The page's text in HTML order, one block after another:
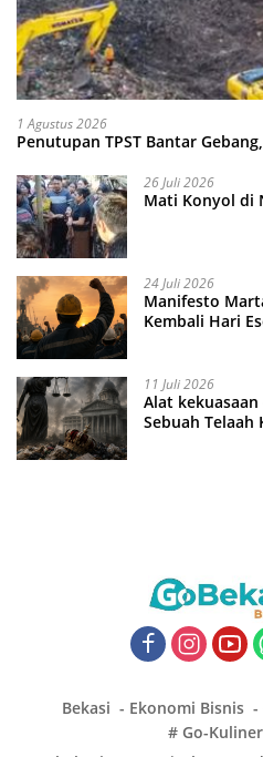
1 Agustus 2026
Penutupan TPST Bantar
26 Juli 2026
Mati Konyol di
24 Juli 2026
Manifesto
Kembali Hari
11 Juli 2026
Alat kekuasaan
Sebuah
Bekasi Ekonomi Bisnis
# Go-Kuliner